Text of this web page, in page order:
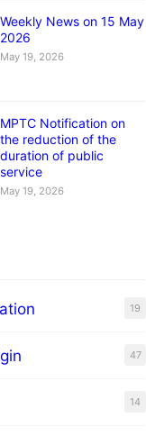
Weekly News on 15 May
2026
May 19, 2026
MPTC Notification on
the reduction of the
duration of public
service
May 19, 2026
19
47
14